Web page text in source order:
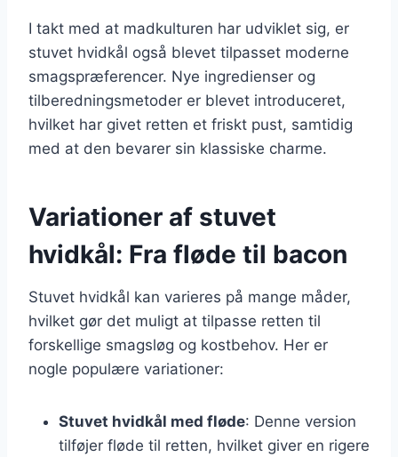
I takt med at madkulturen har udviklet sig, er
stuvet hvidkål også blevet tilpasset moderne
smagspræferencer. Nye ingredienser og
tilberedningsmetoder er blevet introduceret,
hvilket har givet retten et friskt pust, samtidig
med at den bevarer sin klassiske charme.
Variationer af stuvet
hvidkål: Fra fløde til bacon
Stuvet hvidkål kan varieres på mange måder,
hvilket gør det muligt at tilpasse retten til
forskellige smagsløg og kostbehov. Her er
nogle populære variationer:
Stuvet hvidkål med fløde: Denne version
tilføjer fløde til retten, hvilket giver en rigere